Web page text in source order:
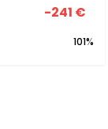
-241 €
101%